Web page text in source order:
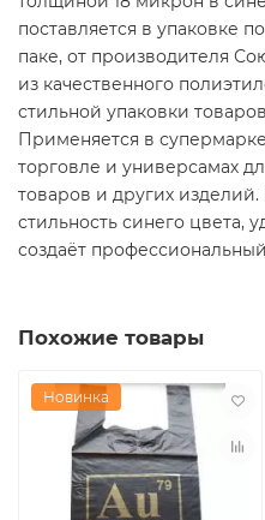
поставляется в упаковке
паке, от производителя
из качественного
стильной упаковки
Применяется в
торговле и универсамах
товаров и других
стильность синего цвета,
создаёт
Похожие товары
Новинка